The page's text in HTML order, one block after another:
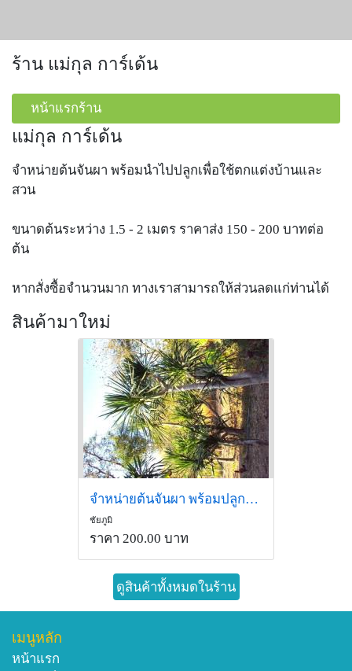
ร้าน แม่กุล การ์เด้น
หน้าแรกร้าน
แม่กุล การ์เด้น
จำหน่ายต้นจันผา พร้อมนำไปปลูกเพื่อใช้ตกแต่งบ้านและ
สวน
ขนาดต้นระหว่าง 1.5 - 2 เมตร ราคาส่ง 150 - 200 บาทต่อ
ต้น
หากสั่งซื้อจำนวนมาก ทางเราสามารถให้ส่วนลดแก่ท่านได้
สินค้ามาใหม่
จำหน่ายต้นจันผา พร้อมปลูกเพื่อใช้ตกแต่งบ้านและสวน
ชัยภูมิ
ราคา 200.00 บาท
ดูสินค้าทั้งหมดในร้าน
เมนูหลัก
หน้าแรก